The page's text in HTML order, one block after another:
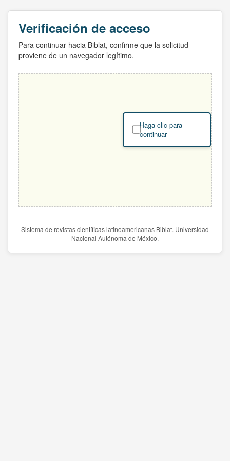
Verificación de acceso
Para continuar hacia Biblat, confirme que la solicitud
proviene de un navegador legítimo.
Haga clic para
continuar
Sistema de revistas científicas latinoamericanas Biblat. Universidad
Nacional Autónoma de México.